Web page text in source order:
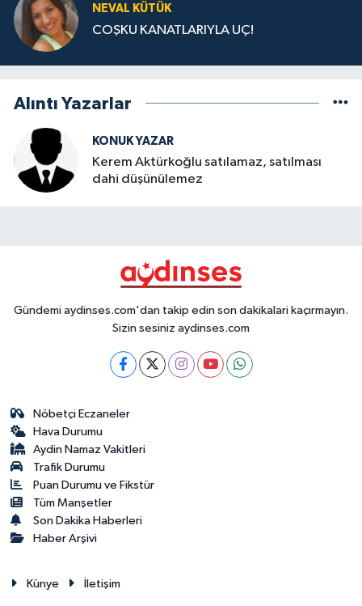
NEVAL KÜTÜK
COŞKU KANATLARIYLA UÇ!
Alıntı Yazarlar
KONUK YAZAR
Kerem Aktürkoğlu satılamaz, satılması
dahi düşünülemez
Gündemi aydinses.com'dan takip edin son dakikalari kaçırmayın.
Sizin sesiniz aydinses.com
Nöbetçi Eczaneler
Hava Durumu
Aydin Namaz Vakitleri
Trafik Durumu
Puan Durumu ve Fikstür
Tüm Manşetler
Son Dakika Haberleri
Haber Arşivi
Künye İletişim